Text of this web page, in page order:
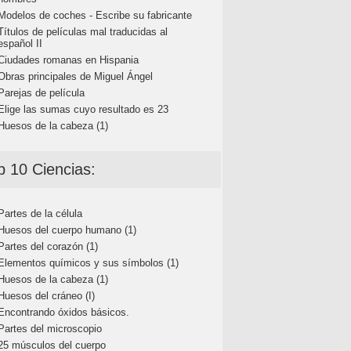
de coches - Escribe su fabricante
de películas mal traducidas al
II
romanas en Hispania
principales de Miguel Ángel
de película
las sumas cuyo resultado es 23
de la cabeza (1)
10 Ciencias:
de la célula
del cuerpo humano (1)
del corazón (1)
químicos y sus símbolos (1)
de la cabeza (1)
del cráneo (I)
óxidos básicos.
del microscopio
músculos del cuerpo